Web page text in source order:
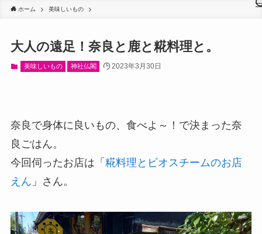
ホーム 美味しいもの
大人の遠足！奈良と鹿と糀料理と。
美味しいもの 神社仏閣 2023年3月30日
奈良で身体に良いもの、食べよ～！で決まった奈
良ごはん。
今回伺ったお店は「 糀料理とビオスチームのお店
えん 」さん。